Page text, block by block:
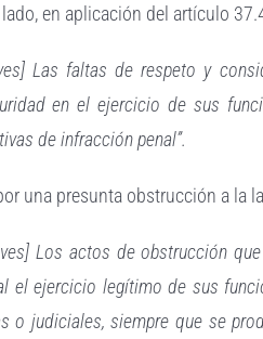
en aplicación del artículo
Las faltas de respeto y
en el ejercicio de sus
de infracción penal”.
una presunta obstrucción a la
Los actos de obstrucción
el ejercicio legítimo de sus
o judiciales, siempre que se